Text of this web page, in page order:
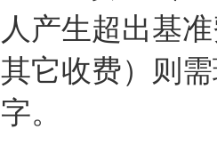
人产生超出基
其它收费）则
字。